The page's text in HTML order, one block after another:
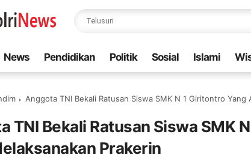
News Pendidikan Politik Sosial Islami
Anggota TNI Bekali Ratusan Siswa SMK N 1 Giritontro Yang
TNI Bekali Ratusan Siswa SMK
Prakerin